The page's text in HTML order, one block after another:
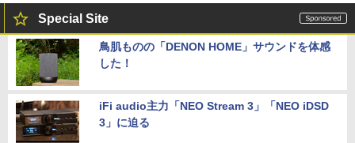
Special Site
鳥肌ものの「DENON HOME」サウンドを体感
した！
iFi audio主力「NEO Stream 3」「NEO iDSD
3」に迫る